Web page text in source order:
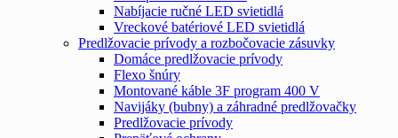
Nabíjacie ručné LED svietidlá
Vreckové batériové LED svietidlá
Predlžovacie prívody a rozbočovacie zásuvky
Domáce predlžovacie prívody
Flexo šnúry
Montované káble 3F program 400 V
Navijáky (bubny) a záhradné predlžovačky
Predlžovacie prívody